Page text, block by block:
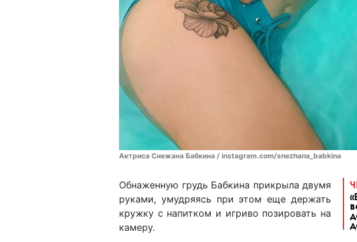
Актриса Снежана Бабкина / instagram.com/snezhana_babkina
Обнаженную грудь Бабкина прикрыла двумя
руками, умудряясь при этом еще держать
кружку с напитком и игриво позировать на
камеру.